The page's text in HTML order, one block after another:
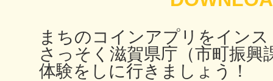
まちのコインアプリをイン
さっそく滋賀県庁（市町振興
体験をしに行きましょう！
高知市